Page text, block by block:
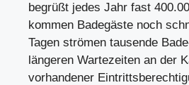
begrüßt jedes Jahr fast
kommen Badegäste noch
Tagen strömen tausende
längeren Wartezeiten an der
vorhandener